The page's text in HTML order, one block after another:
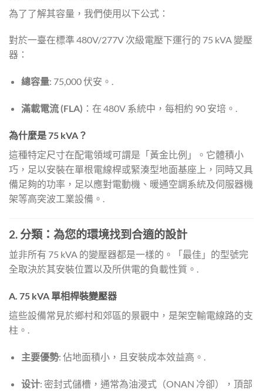
為了了解其容量，我們使用以下公式：
對於一臺在標準 480V/277V 次級電壓下運行的 75 kVA 變壓
器：
總容量: 75,000 伏安。.
滿載電流 (FLA) ：在 480V 系統中，每相約 90 安培。.
為什麼是 75 kVA？
這種特定尺寸在配電領域可謂是「黃金比例」。它體積小
巧，足以安裝在單根電線桿或緊湊型地面基座上，同時又具
備足夠的功率，足以應對電動機、暖通空調系統及伺服器機
架等高突波工業設備。.
2. 分類：為您的環境找到合適的設計
並非所有 75 kVA 的變壓器都是一樣的。「最佳」的型號完
全取決於其安裝位置以及所供電的負載性質。.
A. 75 kVA 單相桿裝變壓器
這些設備常見於鄉村和郊區的景觀中，是架空輸電線路的支
柱。.
主要優勢: 佔地面積小，且安裝成本效益高。.
设计: 密封式儲槽，通常為油浸式（ONAN 冷卻），頂部